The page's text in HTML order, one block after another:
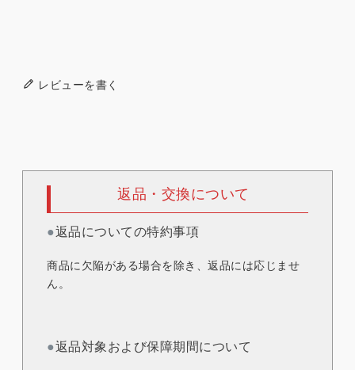
レビューを書く
返品・交換について
●返品についての特約事項
商品に欠陥がある場合を除き、返品には応じませ
ん。
●返品対象および保障期間について